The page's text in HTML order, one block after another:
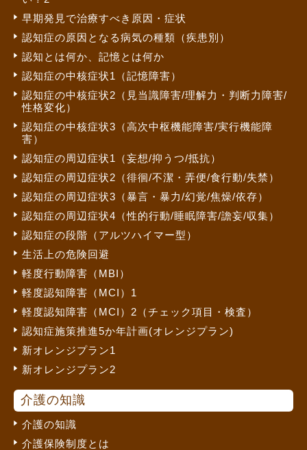
早期発見で治療すべき原因・症状
認知症の原因となる病気の種類（疾患別）
認知とは何か、記憶とは何か
認知症の中核症状1（記憶障害）
認知症の中核症状2（見当識障害/理解力・判断力障害/
性格変化）
認知症の中核症状3（高次中枢機能障害/実行機能障
害）
認知症の周辺症状1（妄想/抑うつ/抵抗）
認知症の周辺症状2（徘徊/不潔・弄便/食行動/失禁）
認知症の周辺症状3（暴言・暴力/幻覚/焦燥/依存）
認知症の周辺症状4（性的行動/睡眠障害/譫妄/収集）
認知症の段階（アルツハイマー型）
生活上の危険回避
軽度行動障害（MBI）
軽度認知障害（MCI）1
軽度認知障害（MCI）2（チェック項目・検査）
認知症施策推進5か年計画(オレンジプラン)
新オレンジプラン1
新オレンジプラン2
介護の知識
介護の知識
介護保険制度とは